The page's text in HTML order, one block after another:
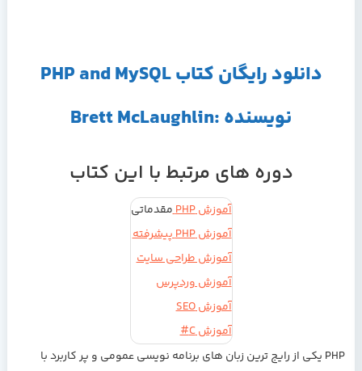
دانلود رایگان کتاب PHP and MySQL
نویسنده :Brett McLaughlin
دوره های مرتبط با این کتاب
آموزش PHP
مقدماتی
آموزش PHP پیشرفته
آموزش طراحی سایت
آموزش وردپرس
آموزش SEO
آموزش C#
PHP یکی از رایج ترین زبان های برنامه نویسی عمومی و پر کاربرد با